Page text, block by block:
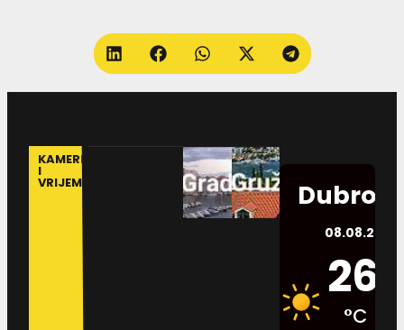
KAMERE
I
VRIJEME
08.08.2026.
26
°C